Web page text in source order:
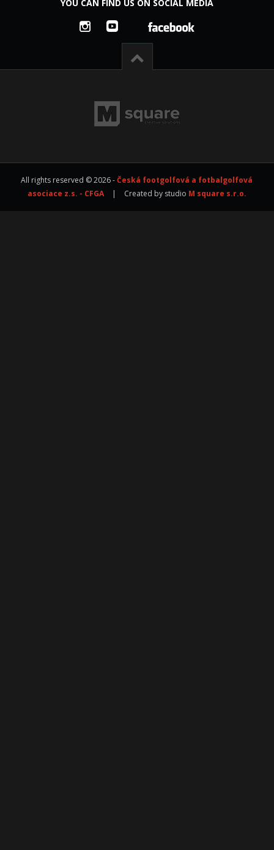
YOU CAN FIND US ON SOCIAL MEDIA
All rights reserved © 2026 -Česká footgolfová a fotbalgolfová
asociace z.s. - CFGA
| Created by studio M square s.r.o.